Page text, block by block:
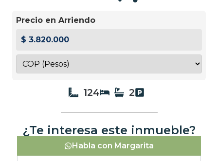
Precio en Arriendo
$ 3.820.000
124 2
¿Te interesa este inmueble?
Habla con Margarita